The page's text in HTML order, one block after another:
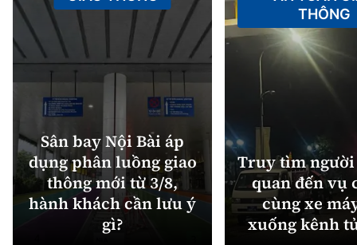
Cấm sao chép dưới mọi hình thức nếu không có sự
chấp thuận bằng văn bản.
Thông tin tòa
soạn
Sân bay Nội Bài áp
dụng phân luồng giao
thông mới từ 3/8,
hành khách cần lưu ý
gì?
Truy tìm
quan đến vụ
cùng xe
xuống kênh
THÔNG